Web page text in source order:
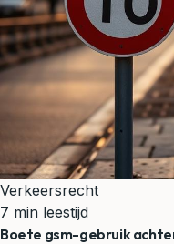
Verkeersrecht
7 min leestijd
Boete gsm-gebruik